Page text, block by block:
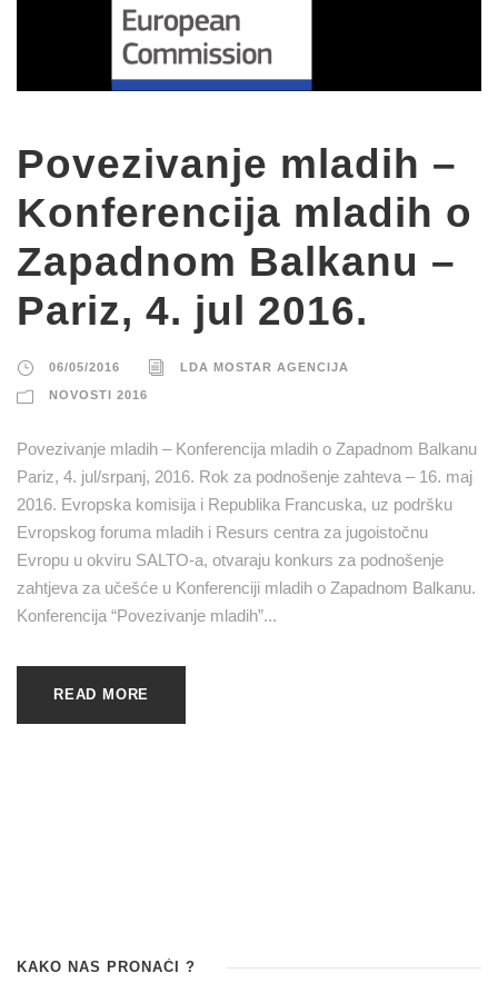
Povezivanje mladih –
Konferencija mladih o
Zapadnom Balkanu –
Pariz, 4. jul 2016.
06/05/2016 LDA MOSTAR AGENCIJA
NOVOSTI 2016
Povezivanje mladih – Konferencija mladih o Zapadnom Balkanu
Pariz, 4. jul/srpanj, 2016. Rok za podnošenje zahteva – 16. maj
2016. Evropska komisija i Republika Francuska, uz podršku
Evropskog foruma mladih i Resurs centra za jugoistočnu
Evropu u okviru SALTO-a, otvaraju konkurs za podnošenje
zahtjeva za učešće u Konferenciji mladih o Zapadnom Balkanu.
Konferencija “Povezivanje mladih”...
READ MORE
KAKO NAS PRONAĆI ?